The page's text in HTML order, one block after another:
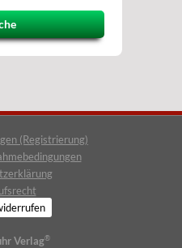
(Registrierung)
Verlag®